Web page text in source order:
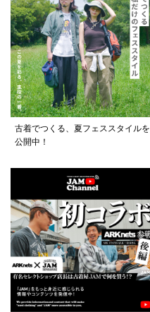
古着でつくる、夏フェススタイルを
公開中！